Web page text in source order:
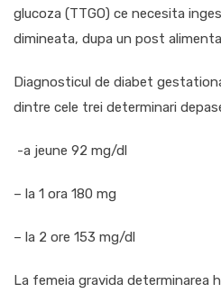
glucoza (TTGO) ce necesita
dimineata, dupa un post
Diagnosticul de diabet
dintre cele trei determinari
-a jeune 92 mg/dl
– la 1 ora 180 mg
– la 2 ore 153 mg/dl
La femeia gravida determinarea